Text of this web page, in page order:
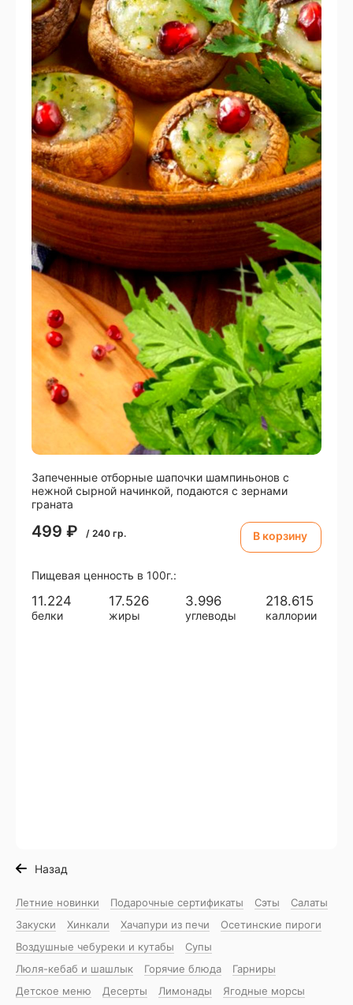
Запеченные отборные шапочки шампиньонов с
нежной сырной начинкой, подаются с зернами
граната
499 ₽ / 240 гр. В корзину
Пищевая ценность в 100г.:
11.224
белки
17.526
жиры
3.996
углеводы
218.615
каллории
Назад
Летние новинки Подарочные сертификаты Сэты
Салаты
Закуски
Хинкали Хачапури из печи
Осетинские пироги
Воздушные чебуреки и кутабы
Супы
Люля-кебаб и шашлык
Горячие блюда
Гарниры
Детское меню
Десерты Лимонады
Ягодные морсы